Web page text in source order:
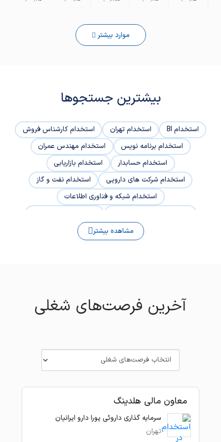
موارد بیشتر
بیشترین جستجوها
استخدام BI استخدام تهران
استخدام کارشناس فروش
استخدام برنامه نویس
استخدام مهندس عمران
استخدام حسابدار
استخدام بازاریابی
استخدام شرکت های دارویی
استخدام نفت و گاز
استخدام شبکه و فناوری اطلاعات
استخدام مدیر مالی
استخدام کارشناس بازرگانیمشاهده بیشتر
آخرین فرصت‌های شغلی
معاون مالی هلدینگ
سرمایه گذاری داروئی پورا دارو ایرانیان
تهران